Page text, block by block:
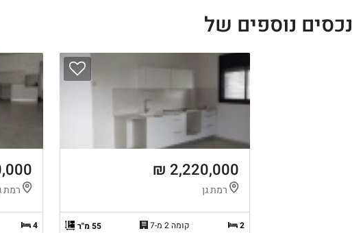
נכסים נוספים של
2,220,000 ₪
רמת גן
2 קומה 2 מ-7 55 מ"ר
₪
רמת
4